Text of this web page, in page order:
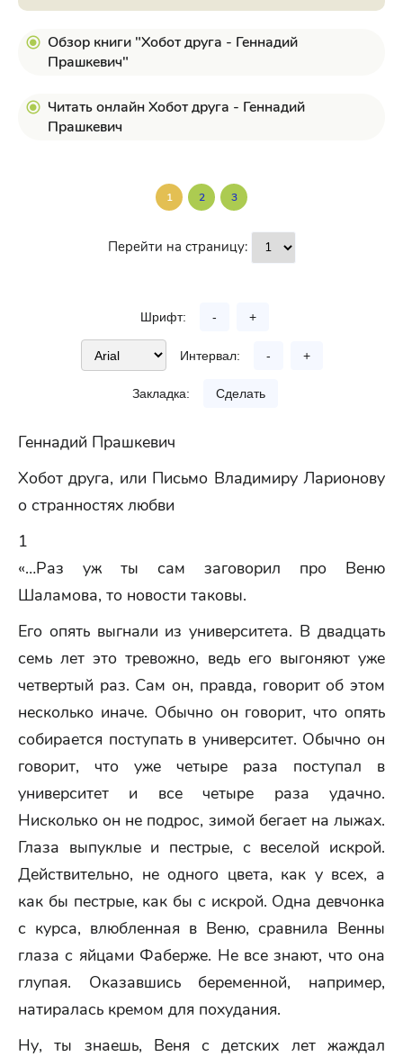
Обзор книги "Хобот друга - Геннадий
Прашкевич"
Читать онлайн Хобот друга - Геннадий
Прашкевич
1 2 3
Перейти на страницу:
Шрифт: - +
Интервал: - +
Закладка: Сделать
Геннадий Прашкевич
Хобот друга, или Письмо Владимиру Ларионову
о странностях любви
1
«…Раз уж ты сам заговорил про Веню
Шаламова, то новости таковы.
Его опять выгнали из университета. В двадцать
семь лет это тревожно, ведь его выгоняют уже
четвертый раз. Сам он, правда, говорит об этом
несколько иначе. Обычно он говорит, что опять
собирается поступать в университет. Обычно он
говорит, что уже четыре раза поступал в
университет и все четыре раза удачно.
Нисколько он не подрос, зимой бегает на лыжах.
Глаза выпуклые и пестрые, с веселой искрой.
Действительно, не одного цвета, как у всех, а
как бы пестрые, как бы с искрой. Одна девчонка
с курса, влюбленная в Веню, сравнила Венны
глаза с яйцами Фаберже. Не все знают, что она
глупая. Оказавшись беременной, например,
натиралась кремом для похудания.
Ну, ты знаешь, Веня с детских лет жаждал